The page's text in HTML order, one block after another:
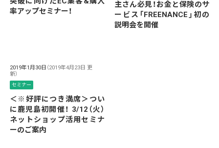
率アップセミナー！
主さん必見！お金と保険のサ
ービス「FREENANCE」初の
説明会を開催
2019年1月30日 （2019年4月23日 更
新）
セミナー
＜※好評につき満席＞つい
に鹿児島初開催！ 3/12（火）
ネットショップ活用セミナ
ーのご案内